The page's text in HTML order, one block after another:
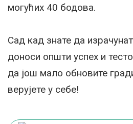
могућих 40 бодова.
Сад кад знате да
доноси општи успех и
да још мало обновите
верујете у себе!